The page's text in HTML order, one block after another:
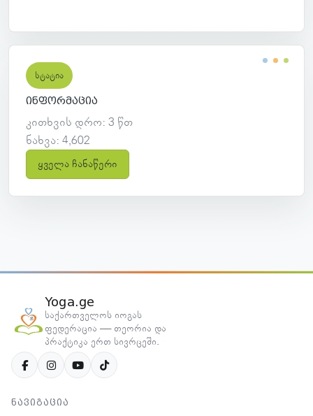
სტატია
ინფორმაცია
კითხვის დრო: 3 წთ
ნახვა: 4,602
ყველა ჩანაწერი
Yoga.ge
საქართველოს იოგას
ფედერაცია — თეორია და
პრაქტიკა ერთ სივრცეში.
ნავიგაცია